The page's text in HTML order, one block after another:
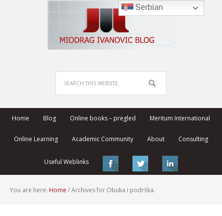
Home Blog Online books – pregled Meritum International
Online Learning Academic Community About Consulting
Useful Weblinks
You are here: Home /Archives for Obuka i podrška.
Serbian